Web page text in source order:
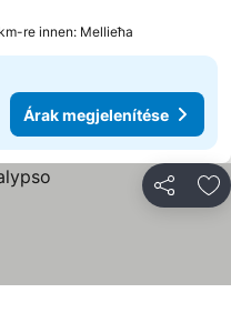
re innen: Mellieħa
Árak megjelenítése